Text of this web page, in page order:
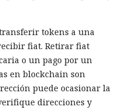
tokens a una
fiat. Retirar fiat
o un pago por un
en blockchain son
puede ocasionar la
direcciones y